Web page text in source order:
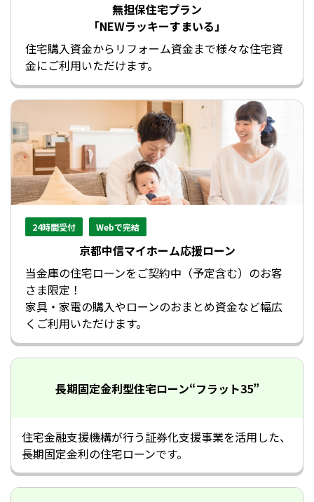
無担保住宅プラン
「NEWラッキーすまいる」
住宅購入資金からリフォーム資金まで様々な住宅資
金にご利用いただけます。
24時間受付 Webで完結
京都中信マイホーム応援ローン
当金庫の住宅ローンをご契約中（予定含む）のお客
さま限定！
家具・家電の購入やローンのおまとめ資金など幅広
くご利用いただけます。
長期固定金利型住宅ローン“フラット35”
住宅金融支援機構が行う証券化支援事業を活用した、
長期固定金利の住宅ローンです。